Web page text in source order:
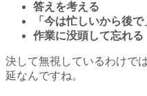
答えを考える
「今は忙しいから後
作業に没頭して忘れる
決して無視しているわけで
延なんですね。